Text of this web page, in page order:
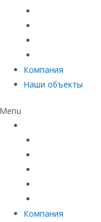
Компания
Наши объекты
Menu
Компания